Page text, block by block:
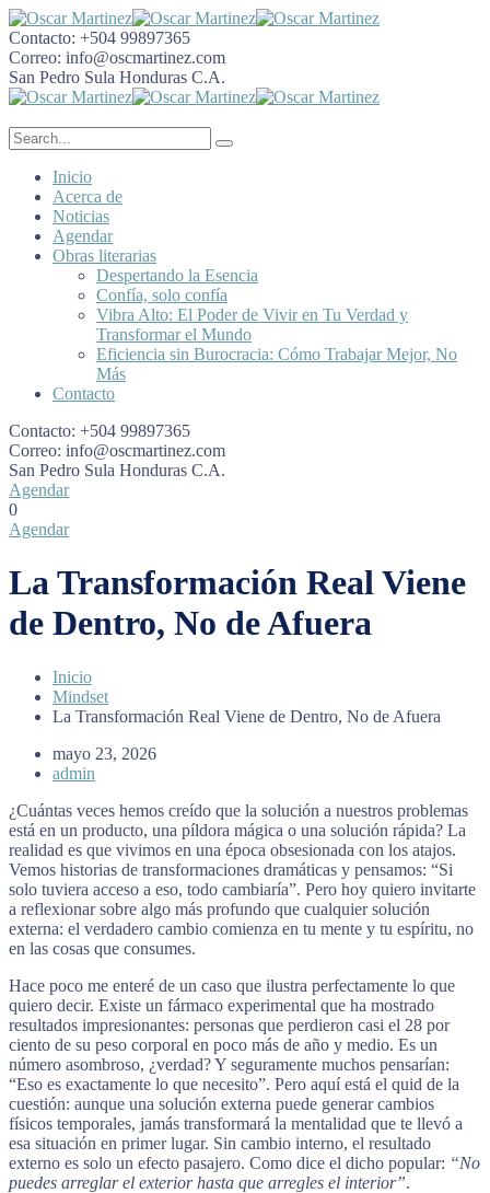
Contacto: +504 99897365
Correo: info@oscmartinez.com
San Pedro Sula Honduras C.A.
Inicio
Acerca de
Noticias
Agendar
Obras literarias
Despertando la Esencia
Confía, solo confía
Vibra Alto: El Poder de Vivir en Tu Verdad y
Transformar el Mundo
Eficiencia sin Burocracia: Cómo Trabajar Mejor, No
Más
Contacto
Contacto: +504 99897365
Correo: info@oscmartinez.com
San Pedro Sula Honduras C.A.
Agendar
0
Agendar
La Transformación Real Viene
de Dentro, No de Afuera
Inicio
Mindset
La Transformación Real Viene de Dentro, No de Afuera
mayo 23, 2026
admin
¿Cuántas veces hemos creído que la solución a nuestros problemas
está en un producto, una píldora mágica o una solución rápida? La
realidad es que vivimos en una época obsesionada con los atajos.
Vemos historias de transformaciones dramáticas y pensamos: “Si
solo tuviera acceso a eso, todo cambiaría”. Pero hoy quiero invitarte
a reflexionar sobre algo más profundo que cualquier solución
externa: el verdadero cambio comienza en tu mente y tu espíritu, no
en las cosas que consumes.
Hace poco me enteré de un caso que ilustra perfectamente lo que
quiero decir. Existe un fármaco experimental que ha mostrado
resultados impresionantes: personas que perdieron casi el 28 por
ciento de su peso corporal en poco más de año y medio. Es un
número asombroso, ¿verdad? Y seguramente muchos pensarían:
“Eso es exactamente lo que necesito”. Pero aquí está el quid de la
cuestión: aunque una solución externa puede generar cambios
físicos temporales, jamás transformará la mentalidad que te llevó a
esa situación en primer lugar. Sin cambio interno, el resultado
externo es solo un efecto pasajero. Como dice el dicho popular: “No
puedes arreglar el exterior hasta que arregles el interior”.